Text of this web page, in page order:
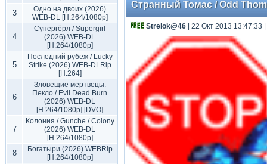
3
Одно на двоих (2026)
WEB-DL [H.264/1080p]
4
Супергёрл / Supergirl
(2026) WEB-DL
[H.264/1080p]
5
Последний рубеж / Lucky
Strike (2026) WEB-DLRip
[H.264]
6
Зловещие мертвецы:
Пекло / Evil Dead Burn
(2026) WEB-DL
[H.264/1080p] [DVO]
7
Колония / Gunche / Colony
(2026) WEB-DL
[H.264/1080p]
8
Богатыри (2026) WEBRip
[H.264/1080p]
Странный Томас / Odd
Strelok@46 | 22 Окт 2013 13:47:33